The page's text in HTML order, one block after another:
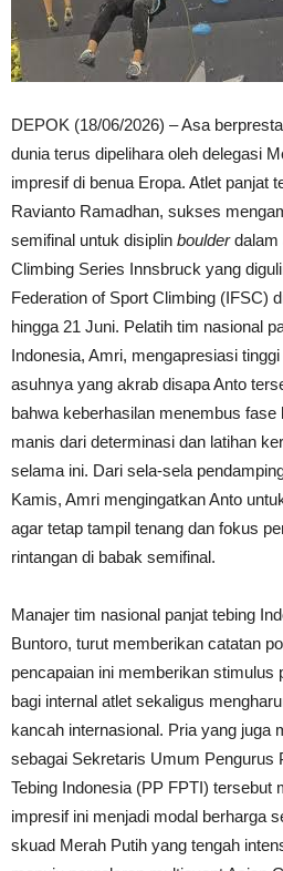
DEPOK (18/06/2026) – Asa
dunia terus dipelihara oleh delegasi
impresif di benua Eropa. Atlet panjat
Ravianto Ramadhan, sukses
semifinal untuk disiplin boulderdalam
Climbing Series Innsbruck yang
Federation of Sport Climbing (IFSC)
hingga 21 Juni. Pelatih tim nasional
Indonesia, Amri, mengapresiasi
asuhnya yang akrab disapa Anto
bahwa keberhasilan menembus
manis dari determinasi dan latihan
selama ini. Dari sela-sela
Kamis, Amri mengingatkan Anto
agar tetap tampil tenang dan fokus
rintangan di babak semifinal.
Manajer tim nasional panjat tebing
Buntoro, turut memberikan catatan
pencapaian ini memberikan stimulus
bagi internal atlet sekaligus
kancah internasional. Pria yang juga
sebagai Sekretaris Umum Pengurus
Tebing Indonesia (PP FPTI) tersebut
impresif ini menjadi modal berharga
skuad Merah Putih yang tengah